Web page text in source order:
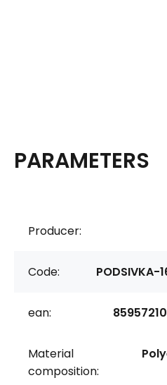
PARAMETERS
Producer:
Code: PODSIVKA-
ean:
Material
composition: